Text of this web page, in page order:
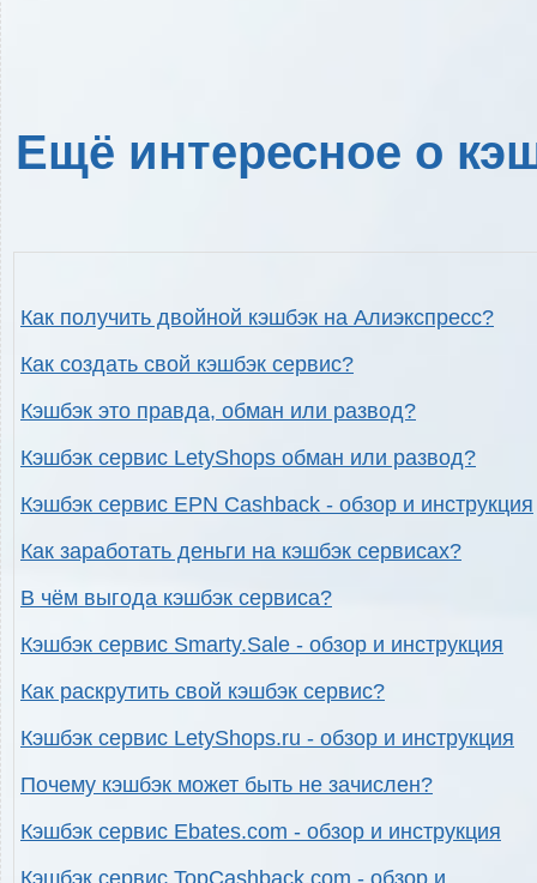
Ещё интересное о
Как получить двойной кэшбэк на Алиэкспресс?
Как создать свой кэшбэк сервис?
Кэшбэк это правда, обман или развод?
Кэшбэк сервис LetyShops обман или развод?
Кэшбэк сервис EPN Cashback - обзор и инструкция
Как заработать деньги на кэшбэк сервисах?
В чём выгода кэшбэк сервиса?
Кэшбэк сервис Smarty.Sale - обзор и инструкция
Как раскрутить свой кэшбэк сервис?
Кэшбэк сервис LetyShops.ru - обзор и инструкция
Почему кэшбэк может быть не зачислен?
Кэшбэк сервис Ebates.com - обзор и инструкция